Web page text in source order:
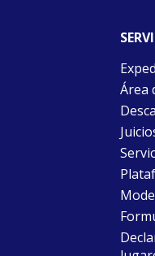
Área